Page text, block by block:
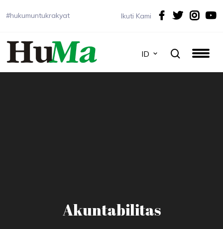
#hukumuntukrakyat Ikuti Kami
ID
Akuntabilitas